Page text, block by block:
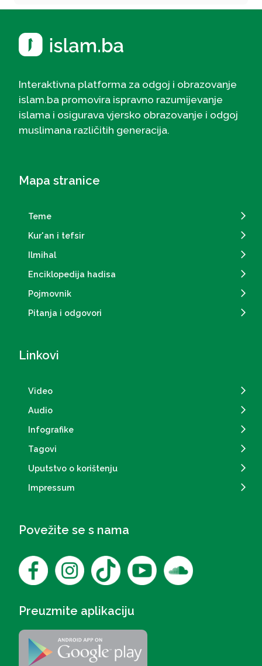
Interaktivna platforma za odgoj i obrazovanje
islam.ba promovira ispravno razumijevanje
islama i osigurava vjersko obrazovanje i odgoj
muslimana različitih generacija.
Mapa stranice
Teme
Kur'an i tefsir
Ilmihal
Enciklopedija hadisa
Pojmovnik
Pitanja i odgovori
Linkovi
Video
Audio
Infografike
Tagovi
Uputstvo o korištenju
Impressum
Povežite se s nama
Preuzmite aplikaciju